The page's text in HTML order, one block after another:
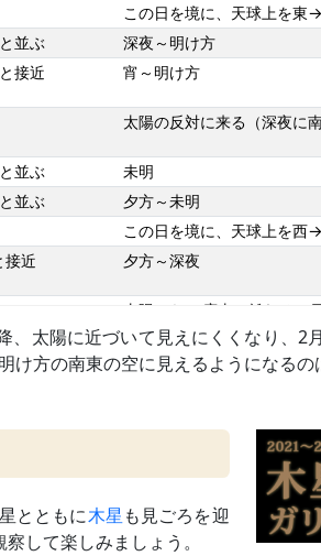
この日を境に、天球上を東
並ぶ
深夜～明け方
接近
宵～明け方
太陽の反対に来る（深夜に
並ぶ
未明
並ぶ
夕方～未明
この日を境に、天球上を西
接近
夕方～深夜
太陽から90度東に離れる（
黄道座標系では10月30日
並ぶ
夕方～宵
最接近13日ごろ
太陽と同じ方向に来る（見
、太陽に近づいて見えにくくなり、2
け方の南東の空に見えるようになるの
とともに木星 も見ごろを迎
して楽しみましょう。